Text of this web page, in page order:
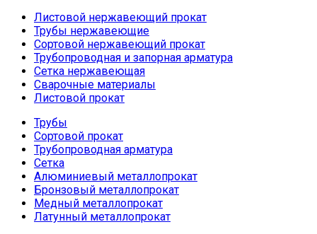
Листовой нержавеющий прокат
Трубы нержавеющие
Сортовой нержавеющий прокат
Трубопроводная и запорная арматура
Сетка нержавеющая
Сварочные материалы
Листовой прокат
Трубы
Сортовой прокат
Трубопроводная арматура
Сетка
Алюминиевый металлопрокат
Бронзовый металлопрокат
Медный металлопрокат
Латунный металлопрокат